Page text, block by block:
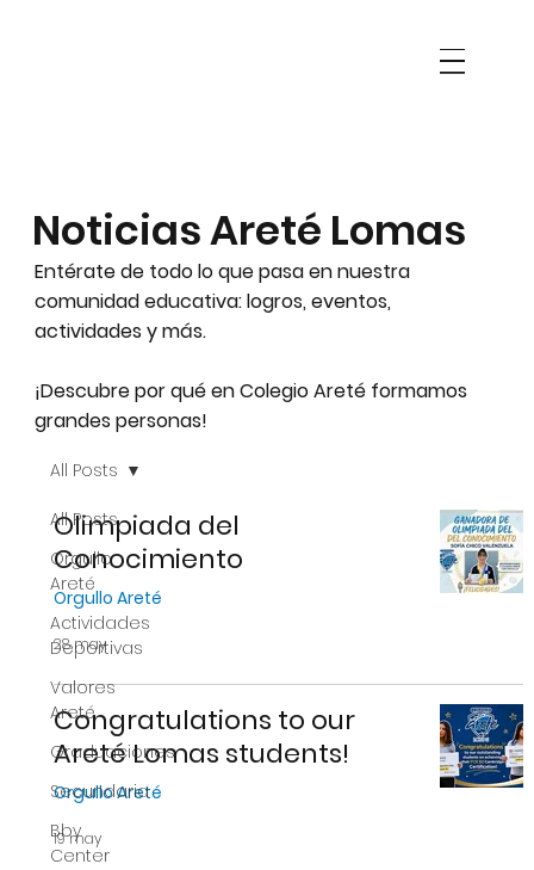
Noticias Areté Lomas
Entérate de todo lo que pasa en nuestra
comunidad educativa: logros, eventos,
actividades y más.
¡Descubre por qué en Colegio Areté formamos
grandes personas!
All Posts
Orgullo
Areté
Actividades
Deportivas
Valores
Areté
Graduaciones
Secundaria
Bby
Center
All Posts
Olimpiada del
Conocimiento
Orgullo Areté
28 may
Congratulations to our
Areté Lomas students!
Orgullo Areté
19 may